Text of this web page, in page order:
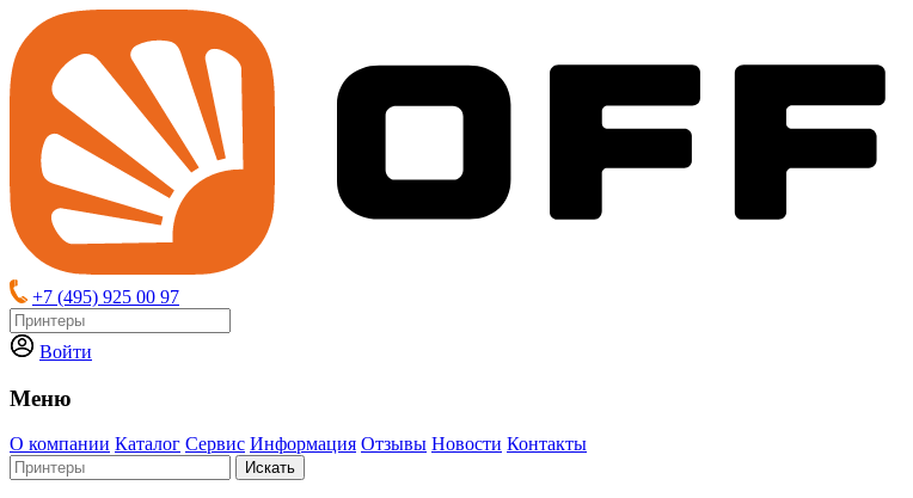
+7 (495) 925 00 97
Войти
Меню
О компании Каталог Сервис Информация Отзывы Новости Контакты
Искать